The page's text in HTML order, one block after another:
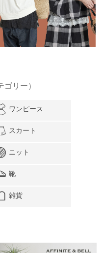
リー）
ワンピース
スカート
ニット
靴
雑貨